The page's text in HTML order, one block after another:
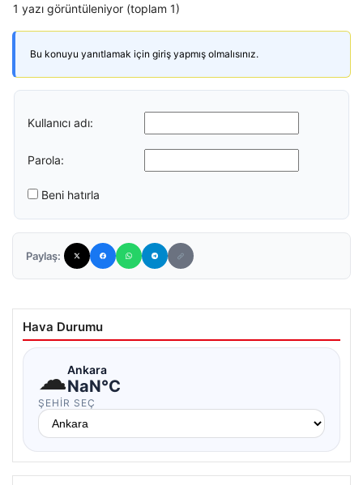
1 yazı görüntüleniyor (toplam 1)
Bu konuyu yanıtlamak için giriş yapmış olmalısınız.
Kullanıcı adı:
Parola:
Beni hatırla
Paylaş:
Hava Durumu
☁Ankara
NaN°C
ŞEHIR SEÇ